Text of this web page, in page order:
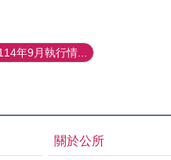
年9月執行情...
關於公所